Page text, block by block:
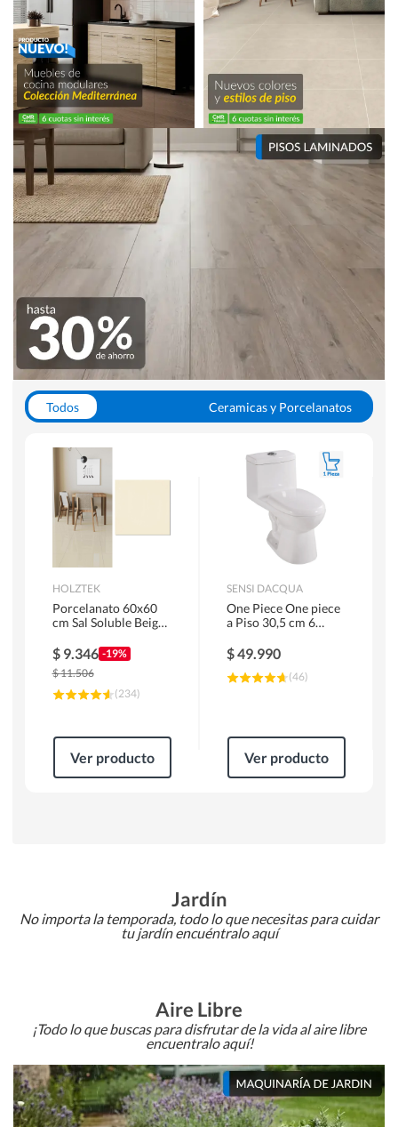
Todos
Ceramicas y Porcelanatos
WC y Sanitarios
Pisos Flotantes y Laminados
Pinturas
HOLZTEK
Porcelanato 60x60
cm Sal Soluble Beige
$ 9.346 -19%
$11.506
(234)
Ver producto
SENSI DACQUA
One Piece One piece
a Piso 30,5 cm 6
$49.990
(46)
Ver producto
Jardín
No importa la temporada, todo lo que necesitas para cuidar
tu jardín encuéntralo aquí
Aire Libre
¡Todo lo que buscas para disfrutar de la vida al aire libre
encuentralo aquí!